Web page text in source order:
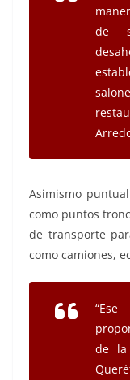
de
Asimismo
como puntos
de transporte
como camiones,
de la